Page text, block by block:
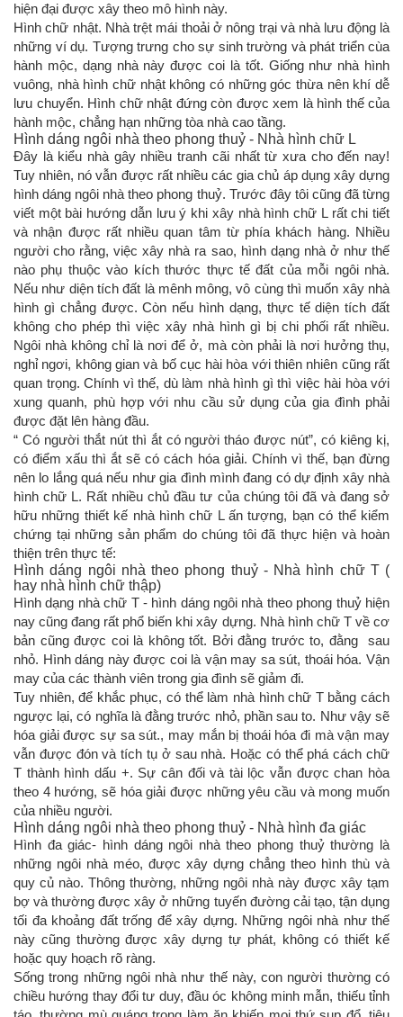
hiện đại được xây theo mô hình này.
Hình chữ nhật. Nhà trệt mái thoải ở nông trại và nhà lưu động là
những ví dụ. Tượng trưng cho sự sinh trường và phát triển cùa
hành mộc, dạng nhà này được coi là tốt. Giống như nhà hình
vuông, nhà hình chữ nhật không có những góc thừa nên khí dễ
lưu chuyển. Hình chữ nhật đứng còn được xem là hình thế của
hành mộc, chẳng hạn những tòa nhà cao tầng.
Hình dáng ngôi nhà theo phong thuỷ - Nhà hình chữ L
Đây là kiểu nhà gây nhiều tranh cãi nhất từ xưa cho đến nay!
Tuy nhiên, nó vẫn được rất nhiều các gia chủ áp dụng xây dựng
hình dáng ngôi nhà theo phong thuỷ. Trước đây tôi cũng đã từng
viết một bài hướng dẫn lưu ý khi xây nhà hình chữ L rất chi tiết
và nhận được rất nhiều quan tâm từ phía khách hàng. Nhiều
người cho rằng, việc xây nhà ra sao, hình dạng nhà ở như thế
nào phụ thuộc vào kích thước thực tế đất của mỗi ngôi nhà.
Nếu như diện tích đất là mênh mông, vô cùng thì muốn xây nhà
hình gì chẳng được. Còn nếu hình dạng, thực tế diện tích đất
không cho phép thì việc xây nhà hình gì bị chi phối rất nhiều.
Ngôi nhà không chỉ là nơi để ở, mà còn phải là nơi hưởng thụ,
nghỉ ngơi, không gian và bố cục hài hòa với thiên nhiên cũng rất
quan trọng. Chính vì thế, dù làm nhà hình gì thì việc hài hòa với
xung quanh, phù hợp với nhu cầu sử dụng của gia đình phải
được đặt lên hàng đầu.
“ Có người thắt nút thì ắt có người tháo được nút”, có kiêng kị,
có điểm xấu thì ắt sẽ có cách hóa giải. Chính vì thế, bạn đừng
nên lo lắng quá nếu như gia đình mình đang có dự định xây nhà
hình chữ L. Rất nhiều chủ đầu tư của chúng tôi đã và đang sở
hữu những thiết kế nhà hình chữ L ấn tượng, bạn có thể kiểm
chứng tại những sản phẩm do chúng tôi đã thực hiện và hoàn
thiện trên thực tế:
Hình dáng ngôi nhà theo phong thuỷ - Nhà hình chữ T (
hay nhà hình chữ thập)
Hình dạng nhà chữ T - hình dáng ngôi nhà theo phong thuỷ hiện
nay cũng đang rất phổ biến khi xây dựng. Nhà hình chữ T về cơ
bản cũng được coi là không tốt. Bởi đằng trước to, đằng sau
nhỏ. Hình dáng này được coi là vận may sa sút, thoái hóa. Vận
may của các thành viên trong gia đình sẽ giảm đi.
Tuy nhiên, để khắc phục, có thể làm nhà hình chữ T bằng cách
ngược lại, có nghĩa là đằng trước nhỏ, phần sau to. Như vậy sẽ
hóa giải được sự sa sút., may mắn bị thoái hóa đi mà vận may
vẫn được đón và tích tụ ở sau nhà. Hoặc có thể phá cách chữ
T thành hình dấu +. Sự cân đối và tài lộc vẫn được chan hòa
theo 4 hướng, sẽ hóa giải được những yêu cầu và mong muốn
của nhiều người.
Hình dáng ngôi nhà theo phong thuỷ - Nhà hình đa giác
Hình đa giác- hình dáng ngôi nhà theo phong thuỷ thường là
những ngôi nhà méo, được xây dựng chẳng theo hình thù và
quy củ nào. Thông thường, những ngôi nhà này được xây tạm
bợ và thường được xây ở những tuyến đường cải tạo, tận dụng
tối đa khoảng đất trống để xây dựng. Những ngôi nhà như thế
này cũng thường được xây dựng tự phát, không có thiết kế
hoặc quy hoạch rõ ràng.
Sống trong những ngôi nhà như thế này, con người thường có
chiều hướng thay đổi tư duy, đầu óc không minh mẫn, thiếu tỉnh